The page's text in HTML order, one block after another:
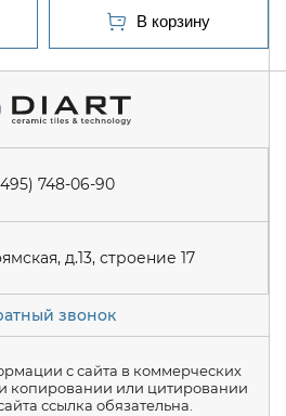
748-06-90
д.13, строение 17
звонок
с сайта в коммерческих
копировании или цитировании
ссылка обязательна.